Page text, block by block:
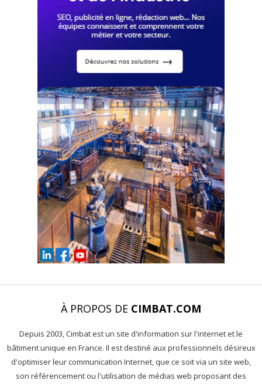
À PROPOS DE CIMBAT.COM
Depuis 2003, Cimbat est un site d'information sur l'internet et le
bâtiment unique en France. Il est destiné aux professionnels désireux
d'optimiser leur communication Internet, que ce soit via un site web,
son référencement ou l'utilisation de médias web proposant des